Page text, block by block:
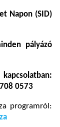
Napon (SID)
pályázó
0573
programról: